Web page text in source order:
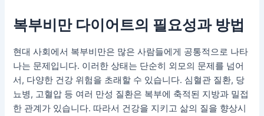
복부비만 다이어트의 필요성과 방법
현대 사회에서 복부비만은 많은 사람들에게 공통적으로 나타
나는 문제입니다. 이러한 상태는 단순히 외모의 문제를 넘어
서, 다양한 건강 위험을 초래할 수 있습니다. 심혈관 질환, 당
뇨병, 고혈압 등 여러 만성 질환은 복부에 축적된 지방과 밀접
한 관계가 있습니다. 따라서 건강을 지키고 삶의 질을 향상시